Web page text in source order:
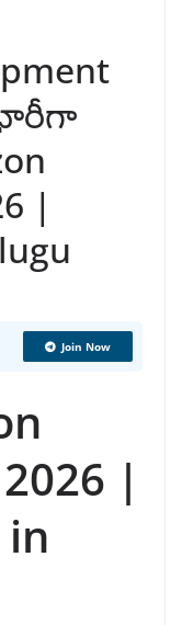
భారీగా
|
Join Now
|
in